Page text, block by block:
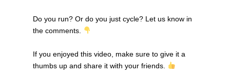
Do you run? Or do you just cycle? Let us know in
the comments.
If you enjoyed this video, make sure to give it a
thumbs up and share it with your friends.